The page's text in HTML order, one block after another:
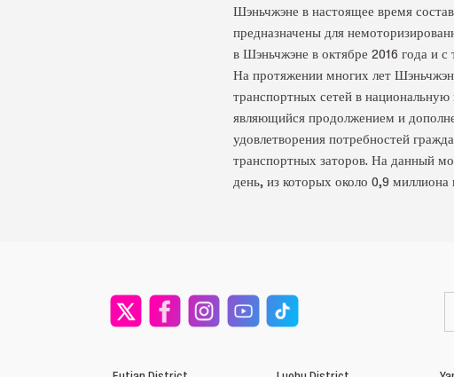
Шэньчжэне в настоящее время
предназначены для
в Шэньчжэне в октябре 2016 года и с
На протяжении многих лет
транспортных сетей в
являющийся продолжением и
удовлетворения потребностей
транспортных заторов. На данный
день, из которых около 0,9